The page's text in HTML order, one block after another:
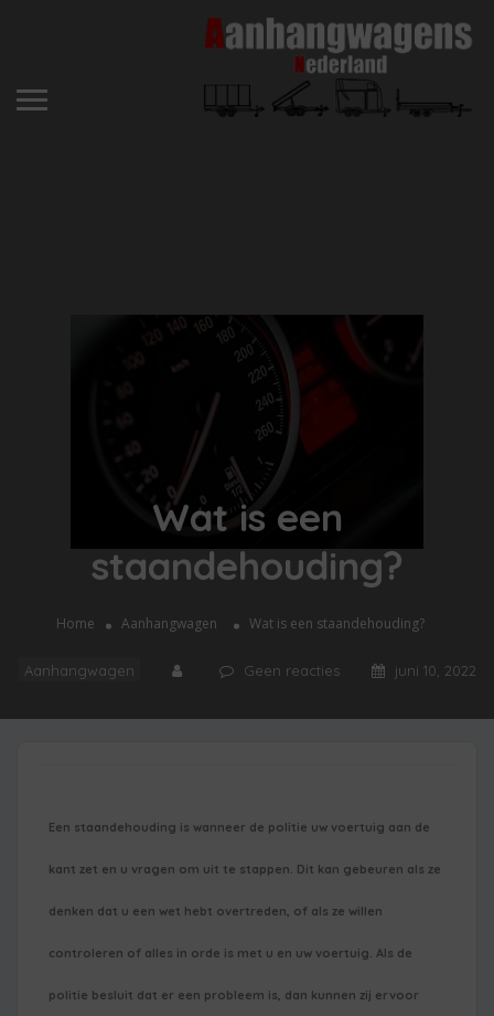
Wat is een
staandehouding?
Home Aanhangwagen Wat is een staandehouding?
Aanhangwagen Geen reacties juni 10, 2022
Een staandehouding is wanneer de politie uw voertuig aan de
kant zet en u vragen om uit te stappen. Dit kan gebeuren als ze
denken dat u een wet hebt overtreden, of als ze willen
controleren of alles in orde is met u en uw voertuig. Als de
politie besluit dat er een probleem is, dan kunnen zij ervoor